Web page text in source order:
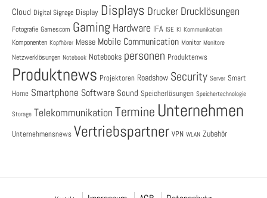
Cloud Digital Signage Display Displays Drucker Drucklösungen
Fotografie Gamescom Gaming Hardware IFA ISE KI Kommunikation
Komponenten Kopfhörer Messe Mobile Communication Monitor Monitore
Netzwerklösungen Notebook Notebooks personen Produktenws
Produktnews Projektoren Roadshow Security Server Smart
Home Smartphone Software Sound Speicherlösungen Speichertechnologie
Storage Telekommunikation Termine Unternehmen
Unternehmensnews Vertriebspartner VPN WLAN Zubehör